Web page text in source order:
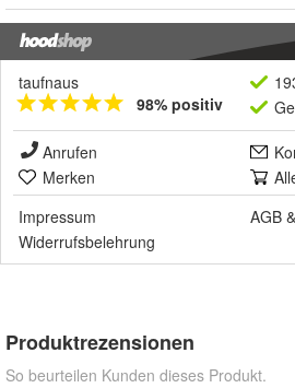
taufnaus
98% positiv
Anrufen
Merken
Impressum
AGB &
Widerrufsbelehrung
Produktrezensionen
So beurteilen Kunden dieses Produkt.